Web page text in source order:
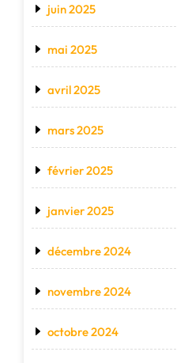
juin 2025
mai 2025
avril 2025
mars 2025
février 2025
janvier 2025
décembre 2024
novembre 2024
octobre 2024